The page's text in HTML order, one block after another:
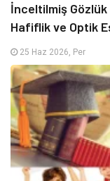
İnceltilmiş Gözlük
Hafiflik ve Optik
25 Haz 2026, Per